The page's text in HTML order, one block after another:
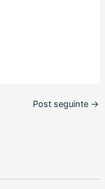
Post seguinte →